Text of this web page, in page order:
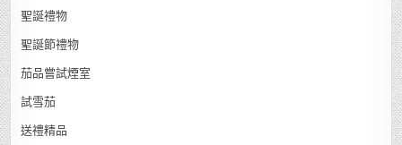
聖誕禮物
聖誕節禮物
茄品嘗試煙室
試雪茄
送禮精品